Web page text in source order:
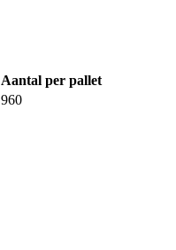
Aantal per pallet
960